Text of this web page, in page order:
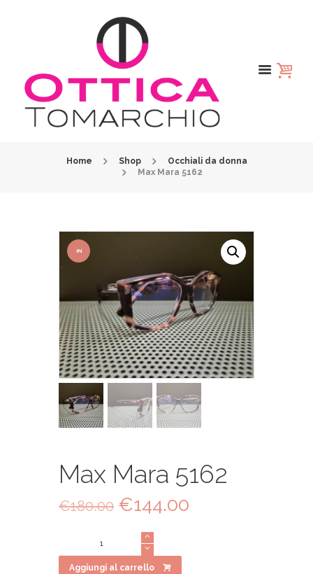
Home Shop
Occhiali da donna
Max Mara 5162
IN
Max Mara 5162
€180.00 Il
prezzo
originale
era:
€180.00.
€144.00
5162Aggiungi al carrello